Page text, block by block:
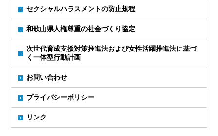
セクシャルハラスメントの防止規程
和歌山県人権尊重の社会づくり協定
次世代育成支援対策推進法および女性活躍推進法に基づ
く一体型行動計画
お問い合わせ
プライバシーポリシー
リンク